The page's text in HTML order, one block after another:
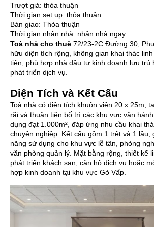
Trượt giá: thỏa thuận
Thời gian set up: thỏa thuận
Bàn giao: Thỏa thuận
Thời gian nhận nhà: nhận nhà ngay
Toà nhà cho thuê 72/23-2C Đường 30,
hữu diện tích rộng, không gian khai thác
tiện, phù hợp nhà đầu tư kinh doanh lưu trú
phát triển dịch vụ.
Diện Tích và Kết Cấu
Toà nhà có diện tích khuôn viên 20 x 25m,
rãi và thuận tiện bố trí các khu vực vận
dụng đạt 1.000m², đáp ứng nhu cầu khai
chuyên nghiệp. Kết cấu gồm 1 trệt và 1 lầu,
năng sử dụng cho khu vực lễ tân, phòng
văn phòng quản lý. Mặt bằng rộng, thiết kế
phát triển khách sạn, căn hộ dịch vụ hoặc
hợp kinh doanh tại khu vực Gò Vấp.